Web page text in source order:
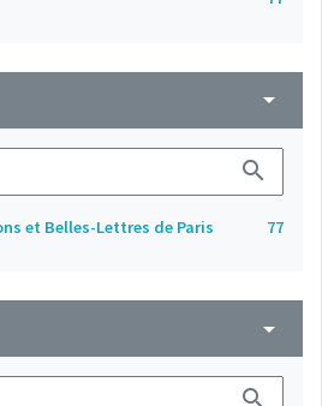
arrow_drop_down
search
et Belles-Lettres de Paris 77
arrow_drop_down
search